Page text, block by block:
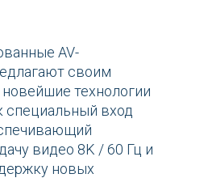
AV-
своим
технологии
специальный вход
видео 8K / 60 Гц и
новых